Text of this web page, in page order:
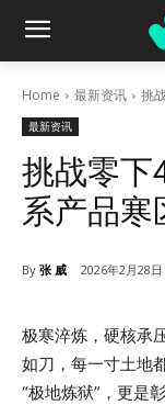
Home 最新资讯 挑
最新资讯
挑战零
系产品寒
By 张 威 2026年2月28日
极寒淬炼，硬核承
如刀，每一寸土地
“极地炼狱”，更是